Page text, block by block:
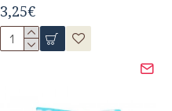
3,25€